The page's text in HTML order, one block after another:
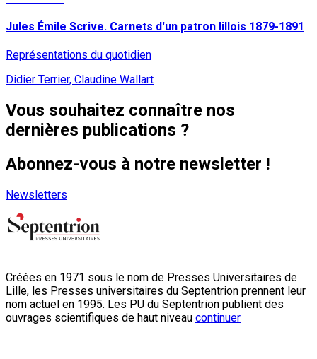
Jules Émile Scrive. Carnets d'un patron lillois 1879-1891
Représentations du quotidien
Didier Terrier, Claudine Wallart
Vous souhaitez connaître nos
dernières publications ?
Abonnez-vous à notre newsletter !
Newsletters
Créées en 1971 sous le nom de Presses Universitaires de
Lille, les Presses universitaires du Septentrion prennent leur
nom actuel en 1995. Les PU du Septentrion publient des
ouvrages scientifiques de haut niveau continuer